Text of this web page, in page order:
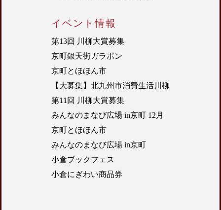
イベント情報
第13回 川柳大賞募集
京町銀天街ガラポン
京町とほほん市
【大募集】北九州市消費生活川柳
第11回 川柳大賞募集
みんなのまなび広場 in京町 12月
京町とほほん市
みんなのまなび広場 in京町
小倉ブックフェス
小倉にぎわい商品券